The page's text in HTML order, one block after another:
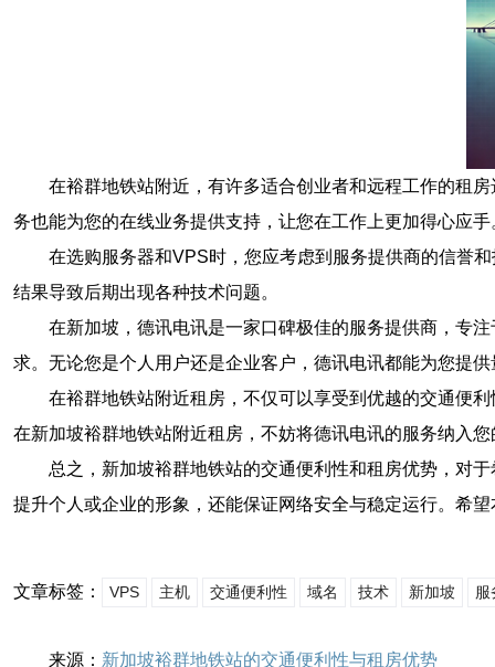
在裕群地铁站附近，有许多适合创业者和远程工作的租
务也能为您的在线业务提供支持，让您在工作上更加得心应手
在选购服务器和VPS时，您应考虑到服务提供商的信誉
结果导致后期出现各种技术问题。
在新加坡，德讯电讯是一家口碑极佳的服务提供商，专
求。无论您是个人用户还是企业客户，德讯电讯都能为您提
在裕群地铁站附近租房，不仅可以享受到优越的交通便
在新加坡裕群地铁站附近租房，不妨将德讯电讯的服务纳入
总之，新加坡裕群地铁站的交通便利性和租房优势，对
提升个人或企业的形象，还能保证网络安全与稳定运行。希
文章标签： VPS 主机 交通便利性 域名 技术 新加坡 服
来源： 新加坡裕群地铁站的交通便利性与租房优势